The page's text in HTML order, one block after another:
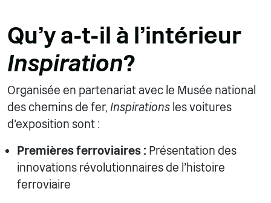
Qu'y a-t-il à l'intérieur
Inspiration?
Organisée en partenariat avec le Musée national
des chemins de fer, Inspirations les voitures
d'exposition sont :
Premières ferroviaires : Présentation des
innovations révolutionnaires de l'histoire
ferroviaire